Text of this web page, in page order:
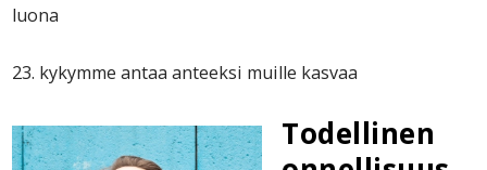
luona
23. kykymme antaa anteeksi muille kasvaa
Todellinen